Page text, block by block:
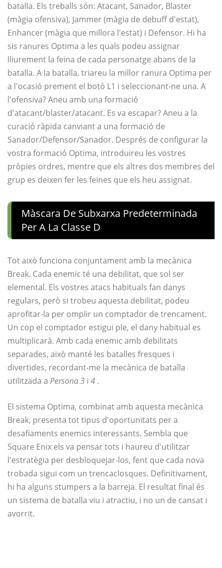
batalla. Els treballs són: Atacant, Sanador, Blaster
(màgia ofensiva), Jammer (màgia de debuff d'estat),
Enhancer (màgia que millora l'estat) i Defensor. Hi ha
sis ranures Optima a les quals podeu assignar
lliurement la feina de cada personatge abans de la
batalla. A la batalla, triareu la millor ranura Optima per
a l'ocasió prement el botó L1 i seleccionant-ne una. A
l'ofensiva? Aneu amb una formació
d'atacant/blaster/atacant. Es va escapar? Aneu a la
curació ràpida canviant a una formació de
Sanador/Defensor/Sanador. Després de configurar la
vostra formació Optima, introduireu les vostres
pròpies ordres, mentre que els altres dos membres del
grup es deixen fer les feines que els heu assignat.
Màscara De Subxarxa Predeterminada
Per A La Classe D
Tot això funciona conjuntament amb la mecànica
Break. Cada enemic té una debilitat, que sol ser
elemental. Els vostres atacs habituals fan danys
regulars, però si trobeu aquesta debilitat, podeu
aprofitar-la per omplir un comptador de trencament.
Un cop el comptador estigui ple, el dany habitual es
multiplicarà. Amb cada enemic amb debilitats
separades, això manté les batalles fresques i
divertides, recordant-me la mecànica de batalla
utilitzada a Persona 3 i 4 .
El sistema Optima, combinat amb aquesta mecànica
Break, presenta tot tipus d'oportunitats per a
desafiaments enemics interessants. Sembla que
Square Enix els va pensar tots i haureu d'utilitzar
l'estratègia per desbloquejar-los, fent que cada nova
trobada sigui com un trencaclosques. Definitivament,
hi ha alguns stumpers a la barreja. El resultat final és
un sistema de batalla viu i atractiu, i no un de cansat i
avorrit.